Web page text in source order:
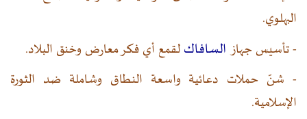
البهلوي.
- تأسيس جهازالسافاكلقمع أي فكر معارض وخنق البلاد.
- شنّ حملات دعائية واسعة النطاق وشاملة ضد الثورة
الإسلامية.